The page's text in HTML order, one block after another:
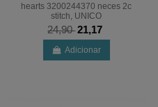
hearts 3200244370 neces 2c
stitch, UNICO
24,90 21,17
Adicionar